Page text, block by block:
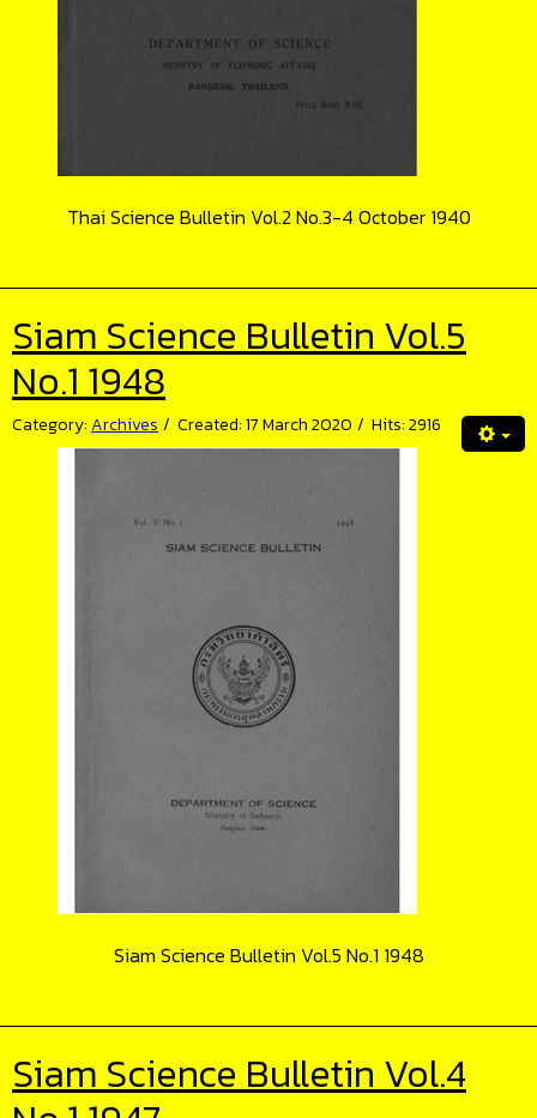
Thai Science Bulletin Vol.2 No.3-4 October 1940
Siam Science Bulletin Vol.5
No.1 1948
Category:Archives Created: 17 March 2020 Hits: 2916
Siam Science Bulletin Vol.5 No.1 1948
Siam Science Bulletin Vol.4